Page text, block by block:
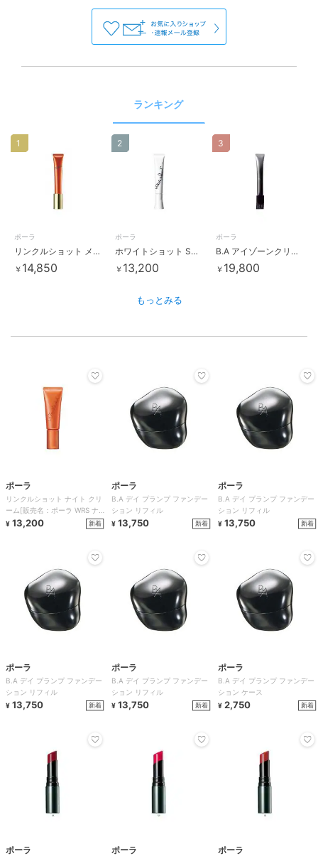
ランキング
ポーラ
リンクルショット メディカル セラム［販売名：ポーラ リンクルショット
￥ 14,850
1
ポーラ
ホワイトショット SXS［販売名：WSエッセンスSXS］[医薬部外品]
￥ 13,200
2
ポーラ
B.A アイゾーンクリーム［販売名：B.A アイゾーンクリーム N］
￥ 19,800
3
もっとみる
ポーラ
リンクルショット ナイト クリ
ーム[販売名：ポーラ WRS ナイ
ト クリーム][
¥ 13,200 新着
ポーラ
B.A デイ プランプ ファンデー
ション リフィル
¥ 13,750 新着
ポーラ
B.A デイ プランプ ファンデー
ション リフィル
¥ 13,750 新着
ポーラ
B.A デイ プランプ ファンデー
ション リフィル
¥ 13,750 新着
ポーラ
B.A デイ プランプ ファンデー
ション リフィル
¥ 13,750 新着
ポーラ
B.A デイ プランプ ファンデー
ション ケース
¥ 2,750 新着
ポーラ ポーラ ポーラ